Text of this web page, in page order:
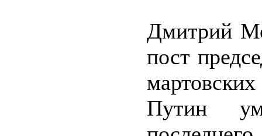
Дмитрий
пост
Путин